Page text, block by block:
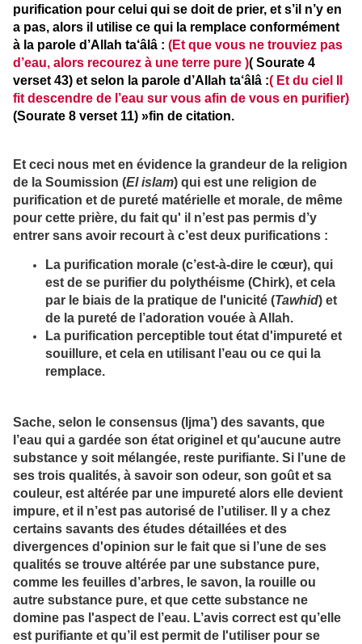
purification pour celui qui se doit de prier, et s’il n’y en
a pas, alors il utilise ce qui la remplace conformément
à la parole d’Allah ta‘âlâ : (Et que vous ne trouviez pas
d’eau, alors recourez à une terre pure )( Sourate 4
verset 43) et selon la parole d’Allah ta‘âlâ :( Et du ciel Il
fit descendre de l’eau sur vous afin de vous en purifier)
(Sourate 8 verset 11) »fin de citation.
Et ceci nous met en évidence la grandeur de la religion
de la Soumission (El islam) qui est une religion de
purification et de pureté matérielle et morale, de même
pour cette prière, du fait qu' il n’est pas permis d’y
entrer sans avoir recourt à c’est deux purifications :
La purification morale (c’est-à-dire le cœur), qui
est de se purifier du polythéisme (Chirk), et cela
par le biais de la pratique de l'unicité (Tawhid) et
de la pureté de l’adoration vouée à Allah.
La purification perceptible tout état d'impureté et
souillure, et cela en utilisant l’eau ou ce qui la
remplace.
Sache, selon le consensus (Ijma’) des savants, que
l’eau qui a gardée son état originel et qu'aucune autre
substance y soit mélangée, reste purifiante. Si l’une de
ses trois qualités, à savoir son odeur, son goût et sa
couleur, est altérée par une impureté alors elle devient
impure, et il n’est pas autorisé de l’utiliser. Il y a chez
certains savants des études détaillées et des
divergences d'opinion sur le fait que si l’une de ses
qualités se trouve altérée par une substance pure,
comme les feuilles d’arbres, le savon, la rouille ou
autre substance pure, et que cette substance ne
domine pas l'aspect de l’eau. L’avis correct est qu’elle
est purifiante et qu’il est permit de l'utiliser pour se